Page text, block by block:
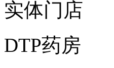
实体门店
DTP药房